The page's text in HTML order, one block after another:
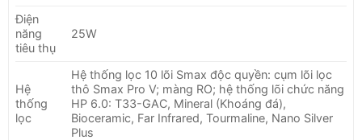
Điện
năng
tiêu thụ
25W
Hệ
thống
lọc
Hệ thống lọc 10 lõi Smax độc quyền: cụm lõi lọc
thô Smax Pro V; màng RO; hệ thống lõi chức năng
HP 6.0: T33-GAC, Mineral (Khoáng đá),
Bioceramic, Far Infrared, Tourmaline, Nano Silver
Plus